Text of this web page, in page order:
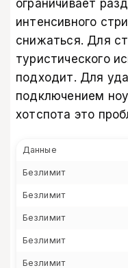
ограничивает
интенсивного
снижаться. Для
туристического
подходит. Для
подключением
хотспота это
Данные
Безлимит
Безлимит
Безлимит
Безлимит
Безлимит